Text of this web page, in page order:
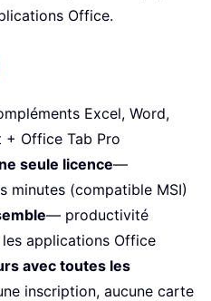
Office.
Excel, Word,
+ Office Tab Pro
seule licence—
minutes (compatible MSI)
— productivité
applications Office
avec toutes les
inscription, aucune carte